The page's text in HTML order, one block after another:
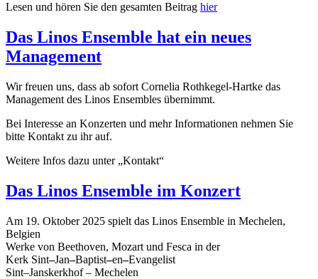
Lesen und hören Sie den gesamten Beitrag hier
Das Linos Ensemble hat ein neues
Management
Wir freuen uns, dass ab sofort Cornelia Rothkegel-Hartke das
Management des Linos Ensembles übernimmt.
Bei Interesse an Konzerten und mehr Informationen nehmen Sie
bitte Kontakt zu ihr auf.
Weitere Infos dazu unter „Kontakt“
Das Linos Ensemble im Konzert
Am 19. Oktober 2025 spielt das Linos Ensemble in Mechelen,
Belgien
Werke von Beethoven, Mozart und Fesca in der
Kerk Sint–Jan–Baptist–en–Evangelist
Sint–Janskerkhof– Mechelen